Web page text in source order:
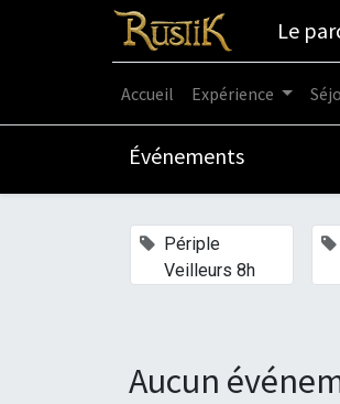
Le
Accueil Expérience
Événements
Périple
Veilleurs 8h
Aucun